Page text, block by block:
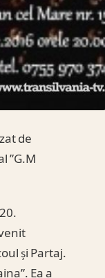
de
”G.M
și Partaj.
Ea a